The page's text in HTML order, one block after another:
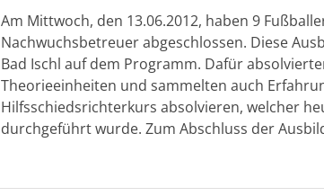
Am Mittwoch, den 13.06.2012, haben 9
Nachwuchsbetreuer abgeschlossen. Diese
Bad Ischl auf dem Programm. Dafür
Theorieeinheiten und sammelten auch
Hilfsschiedsrichterkurs absolvieren, welcher
durchgeführt wurde. Zum Abschluss der